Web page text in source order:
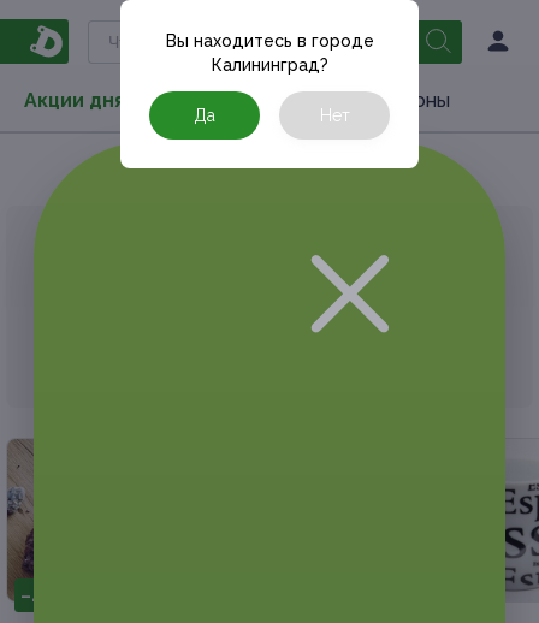
Акции дня Товары Туризм РестоКупоны
Вы находитесь в городе
Калининград?
Да Нет
Для детей
К сожалению, выгодные акции быстро
Но у Frendi есть предложения, которые
–40%